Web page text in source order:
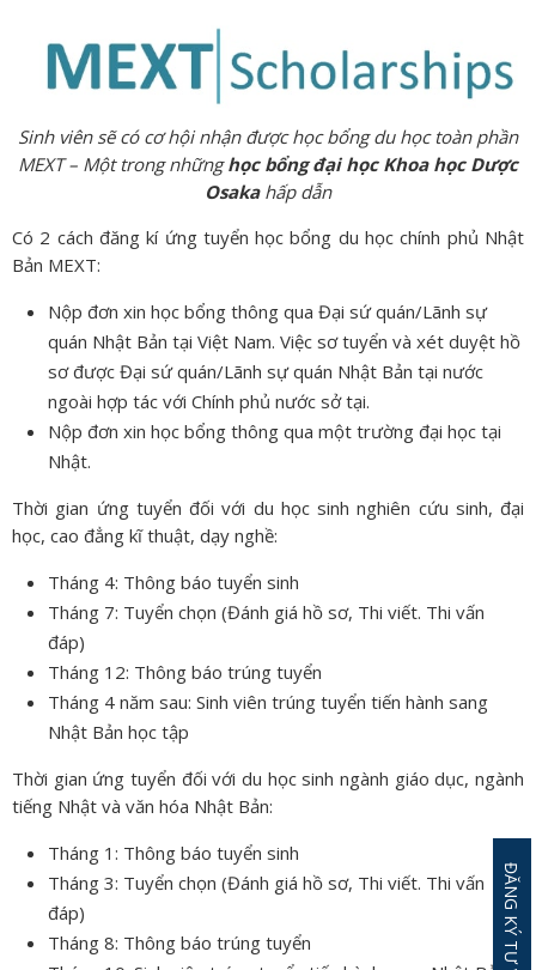
Sinh viên sẽ có cơ hội nhận được học bổng du học toàn phần
MEXT – Một trong nhữnghọc bổng đại học Khoa học Dược
Osakahấp dẫn
Có 2 cách đăng kí ứng tuyển học bổng du học chính phủ Nhật
Bản MEXT:
Nộp đơn xin học bổng thông qua Đại sứ quán/Lãnh sự
quán Nhật Bản tại Việt Nam. Việc sơ tuyển và xét duyệt hồ
sơ được Đại sứ quán/Lãnh sự quán Nhật Bản tại nước
ngoài hợp tác với Chính phủ nước sở tại.
Nộp đơn xin học bổng thông qua một trường đại học tại
Nhật.
Thời gian ứng tuyển đối với du học sinh nghiên cứu sinh, đại
học, cao đẳng kĩ thuật, dạy nghề:
Tháng 4: Thông báo tuyển sinh
Tháng 7: Tuyển chọn (Đánh giá hồ sơ, Thi viết. Thi vấn
đáp)
Tháng 12: Thông báo trúng tuyển
Tháng 4 năm sau: Sinh viên trúng tuyển tiến hành sang
Nhật Bản học tập
Thời gian ứng tuyển đối với du học sinh ngành giáo dục, ngành
tiếng Nhật và văn hóa Nhật Bản:
Tháng 1: Thông báo tuyển sinh
Tháng 3: Tuyển chọn (Đánh giá hồ sơ, Thi viết. Thi vấn
đáp)
Tháng 8: Thông báo trúng tuyển